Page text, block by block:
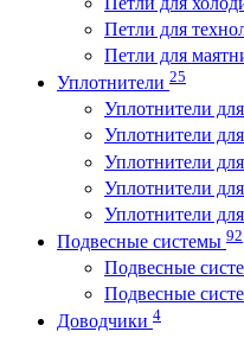
Петли для
Петли для
Уплотнители 25
Уплотнители
Уплотнители
Уплотнители
Уплотнители
Уплотнители
Подвесные системы 92
Подвесные
Подвесные
Доводчики 4